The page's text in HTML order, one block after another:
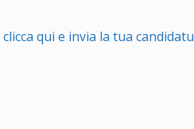
clicca qui e invia la tua